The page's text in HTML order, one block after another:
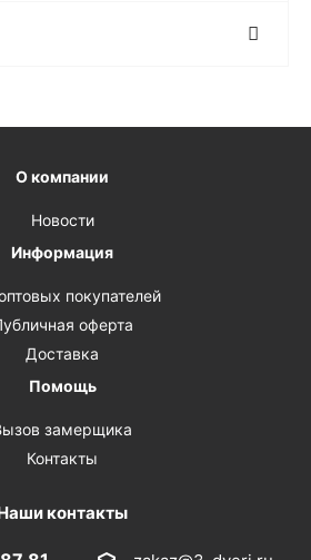
О компании
Новости
Информация
покупателей
оферта
Доставка
Помощь
замерщика
Контакты
контакты